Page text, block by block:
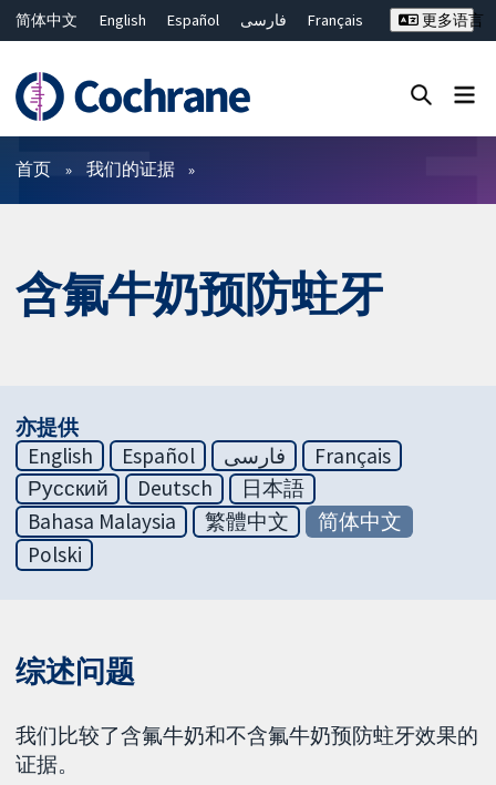
简体中文 English Español فارسی
Français
ไทย
繁體中文
更多语言
过滤
首页 我们的证据
含氟牛奶预防蛀牙
亦提供
English
Español فارسی
Français
Русский
Deutsch
日本語
Bahasa Malaysia
繁體中文
简体中文
Polski
综述问题
我们比较了含氟牛奶和不含氟牛奶预防蛀牙效果的
证据。